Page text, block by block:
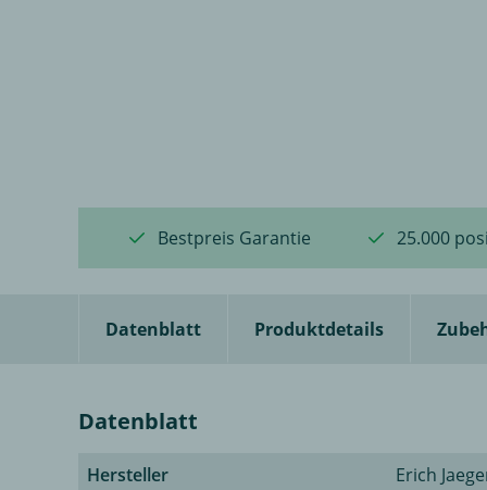
Bestpreis Garantie 25.000
Datenblatt Produktdetails
Datenblatt
Hersteller
Erich